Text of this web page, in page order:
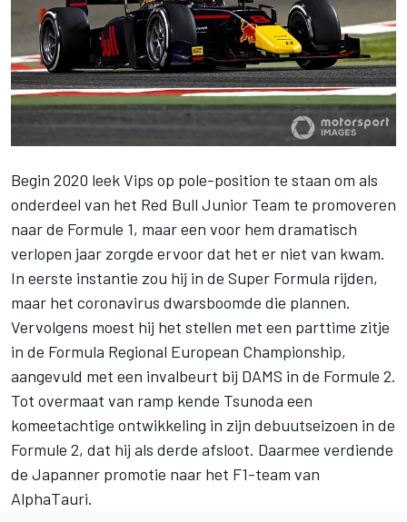
Begin 2020 leekVips op pole-position te staan om als
onderdeel van het Red Bull Junior Team te promoveren
naar de Formule 1, maar een voor hem dramatisch
verlopen jaar zorgde ervoor dat het er niet van kwam.
In eerste instantie zou hij in de Super Formula rijden,
maar het coronavirus dwarsboomde die plannen.
Vervolgens moest hij het stellen met een parttime zitje
in de Formula Regional European Championship,
aangevuld met een invalbeurt bij DAMS in de Formule 2.
Tot overmaat van ramp kende Tsunoda een
komeetachtige ontwikkeling in zijn debuutseizoen in de
Formule 2, dat hij als derde afsloot. Daarmee verdiende
de Japanner promotie naar het F1-team van
AlphaTauri.